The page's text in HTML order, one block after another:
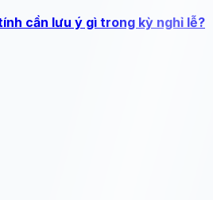
cần lưu ý gì trong kỳ nghỉ lễ?